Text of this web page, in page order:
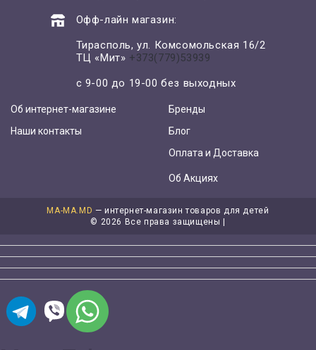
Офф-лайн магазин:
Тирасполь, ул. Комсомольская 16/2
ТЦ «Мит» +373(779)53939
с 9-00 до 19-00 без выходных
Об интернет-магазине
Наши контакты
Бренды
Блог
Оплата и Доставка
Об Акциях
MA-MA.MD — интернет-магазин товаров для детей
© 2026 Все права защищены |